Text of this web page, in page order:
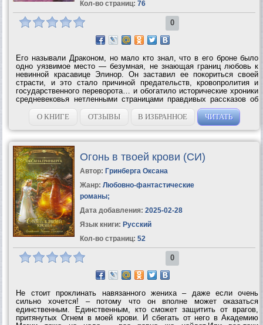
Кол-во страниц: 76
0
Его называли Драконом, но мало кто знал, что в его броне было
одно уязвимое место — безумная, не знающая границ любовь к
невинной красавице Элинор. Он заставил ее покориться своей
страсти, и это стало причиной предательств, кровопролития и
государственного переворота… и обогатило исторические хроники
средневековья нетленными страницами правдивых рассказов об
искренней, верной, вечной...
О КНИГЕ
ОТЗЫВЫ В ИЗБРАННОЕ ЧИТАТЬ
Огонь в твоей крови (СИ)
Автор: Гринберга Оксана
Жанр: Любовно-фантастические
романы;
Дата добавления: 2025-02-28
Язык книги: Русский
Кол-во страниц: 52
0
Не стоит проклинать навязанного жениха – даже если очень
сильно хочется! – потому что он вполне может оказаться
единственным. Единственным, кто сможет защитить от врагов,
притянутых Огнем в моей крови. И сбегать от него в Академию